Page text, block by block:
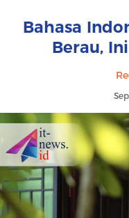
Bahasa
Berau,